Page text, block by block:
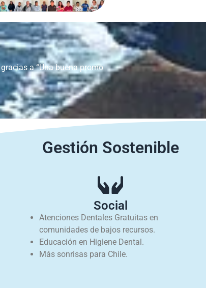
gracias a “Una buena promo
Gestión Sostenible
Social
Atenciones Dentales Gratuitas en
comunidades de bajos recursos.
Educación en Higiene Dental.
Más sonrisas para Chile.